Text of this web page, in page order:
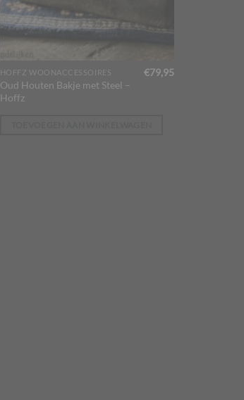
HOFFZ WOONACCESSOIRES
Oud Houten Bakje met Steel –
Hoffz
€79,95